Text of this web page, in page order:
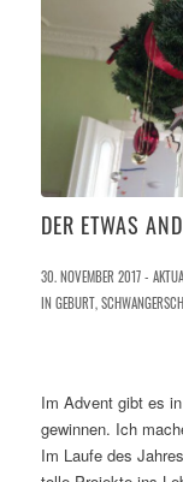
DER ETWAS
30. NOVEMBER 2017 -
IN GEBURT,
Im Advent gibt es
gewinnen. Ich
Im Laufe des